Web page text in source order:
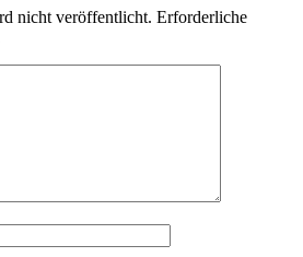
nicht veröffentlicht. Erforderliche